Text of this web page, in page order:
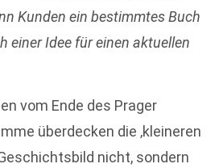
Kunden ein bestimmtes Buch
einer Idee für einen aktuellen
vom Ende des Prager
überdecken die ‚kleineren
nicht, sondern